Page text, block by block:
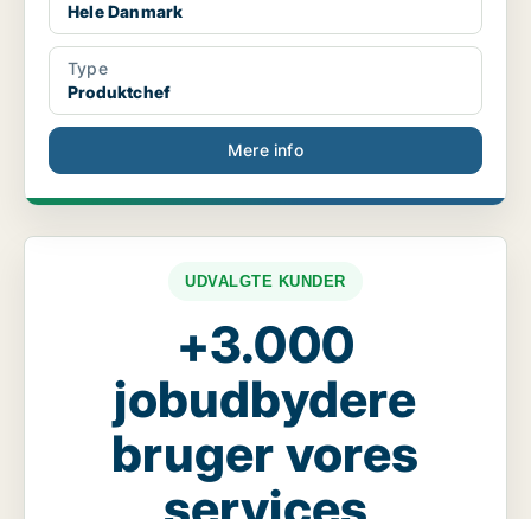
Hele Danmark
Type
Produktchef
Mere info
UDVALGTE KUNDER
+3.000
jobudbydere
bruger vores